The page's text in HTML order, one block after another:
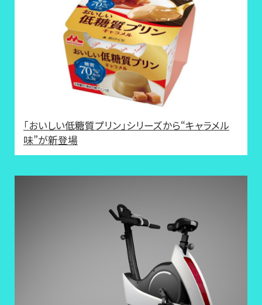
「おいしい低糖質プリン」シリーズから“キャラメル
味”が新登場